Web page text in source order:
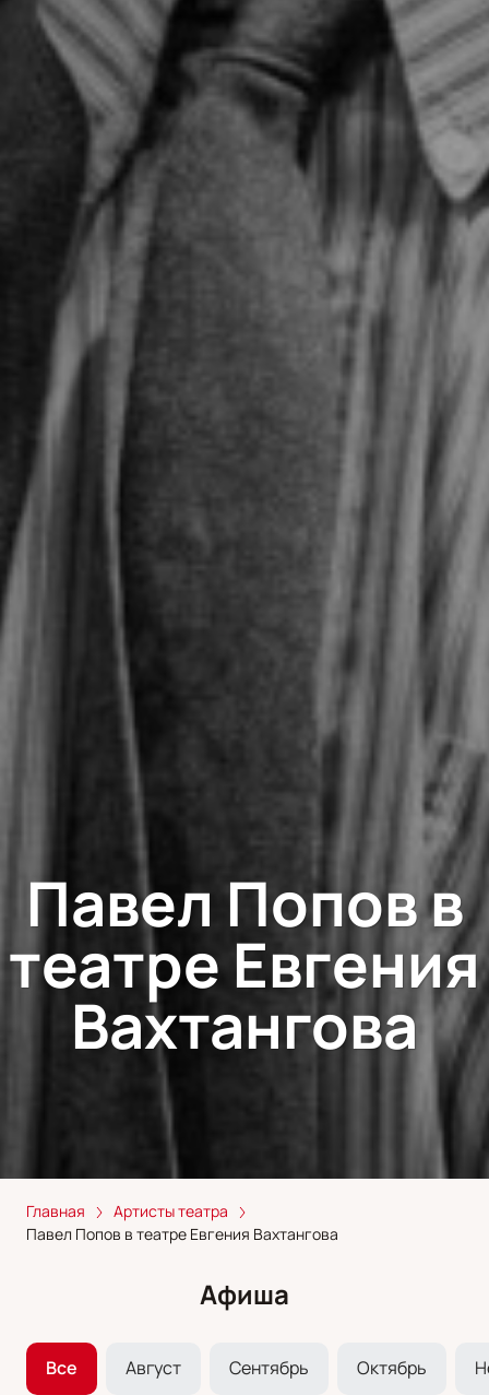
Павел Попов в
театре Евгения
Вахтангова
Главная
Артисты театра
Павел Попов в театре Евгения Вахтангова
Афиша
Все Август Сентябрь Октябрь